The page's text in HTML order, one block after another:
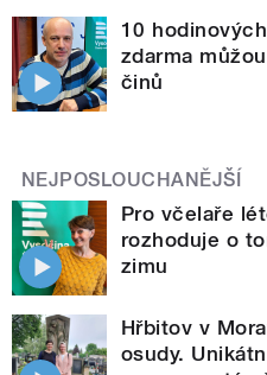
10
zdarma
činů
NEJPOSLOUCHANĚJŠÍ
Pro včelaře
rozhoduje o
zimu
Hřbitov v
osudy.